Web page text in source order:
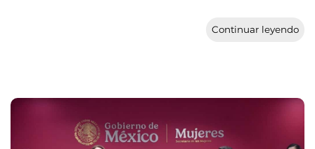
Continuar leyendo